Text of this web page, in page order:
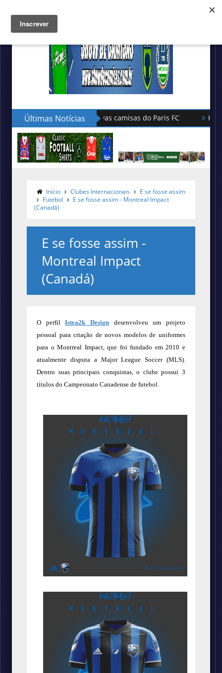
Últimas Notícias Hummel lança as novas camisas do
Início Clubes Internacionais
E se fosse assim
Futebol
E se fosse assim - Montreal Impact
(Canadá)
E se fosse assim -
Montreal Impact
(Canadá)
O perfilIstra2k Design
desenvolveu um projeto
pessoal para criação de novos modelos de uniformes
para o Montreal Impact,que foi fundado em 2010 e
atualmente disputa a Major League Soccer (MLS).
Dentro suas principais conquistas, o clube possui 3
títulos do Campeonato Canadense de futebol.